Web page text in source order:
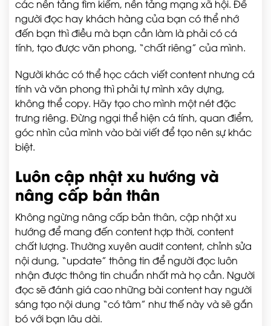
các nền tảng tìm kiếm, nền tảng mạng xã hội. Để
người đọc hay khách hàng của bạn có thể nhớ
đến bạn thì điều mà bạn cần làm là phải có cá
tính, tạo được văn phong, “chất riêng” của mình.
Người khác có thể học cách viết content nhưng cá
tính và văn phong thì phải tự mình xây dựng,
không thể copy. Hãy tạo cho mình một nét đặc
trưng riêng. Đừng ngại thể hiện cá tính, quan điểm,
góc nhìn của mình vào bài viết để tạo nên sự khác
biệt.
Luôn cập nhật xu hướng và
nâng cấp bản thân
Không ngừng nâng cấp bản thân, cập nhật xu
hướng để mang đến content hợp thời, content
chất lượng. Thường xuyên audit content, chỉnh sửa
nội dung, “update” thông tin để người đọc luôn
nhận được thông tin chuẩn nhất mà họ cần. Người
đọc sẽ đánh giá cao những bài content hay người
sáng tạo nội dung “có tâm” như thế này và sẽ gắn
bó với bạn lâu dài.